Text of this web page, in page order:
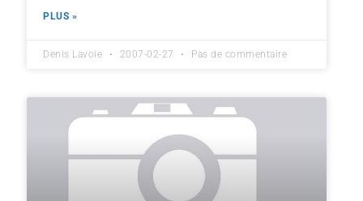
PLUS »
Denis Lavoie 2007-02-27 Pas de commentaire